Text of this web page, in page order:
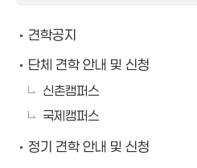
견학공지
단체 견학 안내 및 신청
신촌캠퍼스
국제캠퍼스
정기 견학 안내 및 신청